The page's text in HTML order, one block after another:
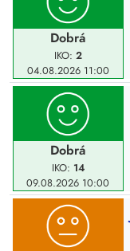
Dobrá
IKO: 2
04.08.2026 11:00
Dobrá
IKO: 14
09.08.2026 10:00